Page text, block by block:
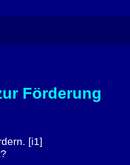
Förderung
[i1]